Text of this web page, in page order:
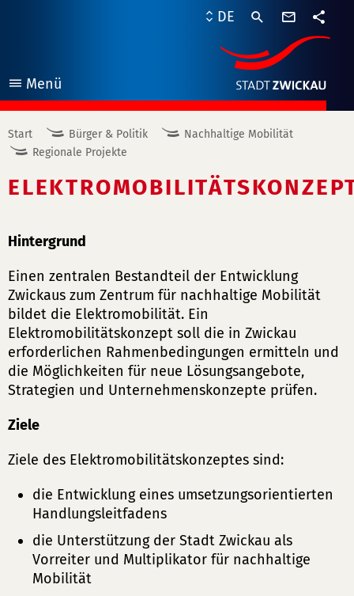
Menü
öffnen
DE
Start Bürger & Politik
Nachhaltige Mobilität
Regionale Projekte
Hintergrund
Einen zentralen Bestandteil der Entwicklung
Zwickaus zum Zentrum für nachhaltige Mobilität
bildet die Elektromobilität. Ein
Elektromobilitätskonzept soll die in Zwickau
erforderlichen Rahmenbedingungen ermitteln und
die Möglichkeiten für neue Lösungsangebote,
Strategien und Unternehmenskonzepte prüfen.
Ziele
Ziele des Elektromobilitätskonzeptes sind:
die Entwicklung eines umsetzungsorientierten
Handlungsleitfadens
die Unterstützung der Stadt Zwickau als
Vorreiter und Multiplikator für nachhaltige
Mobilität